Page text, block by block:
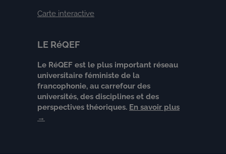
Carte interactive
LE RéQEF
Le RéQEF est le plus important réseau
universitaire féministe de la
francophonie, au carrefour des
universités, des disciplines et des
perspectives théoriques. En savoir plus
→